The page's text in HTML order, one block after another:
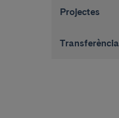
Projectes
Transferència